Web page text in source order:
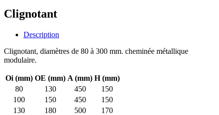
Clignotant
Description
Clignotant, diamètres de 80 à 300 mm. cheminée métallique
modulaire.
Oi (mm) OE (mm) A (mm) H (mm)
80
130 450
150
100
150 450
150
130
180 500
170